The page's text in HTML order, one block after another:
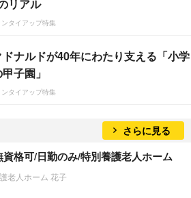
リアル
タイアップ特集
ドナルドが40年にわたり支える「小学
子園」
タイアップ特集
さらに見る
資格可/日勤のみ/特別養護老人ホーム
老人ホーム 花子